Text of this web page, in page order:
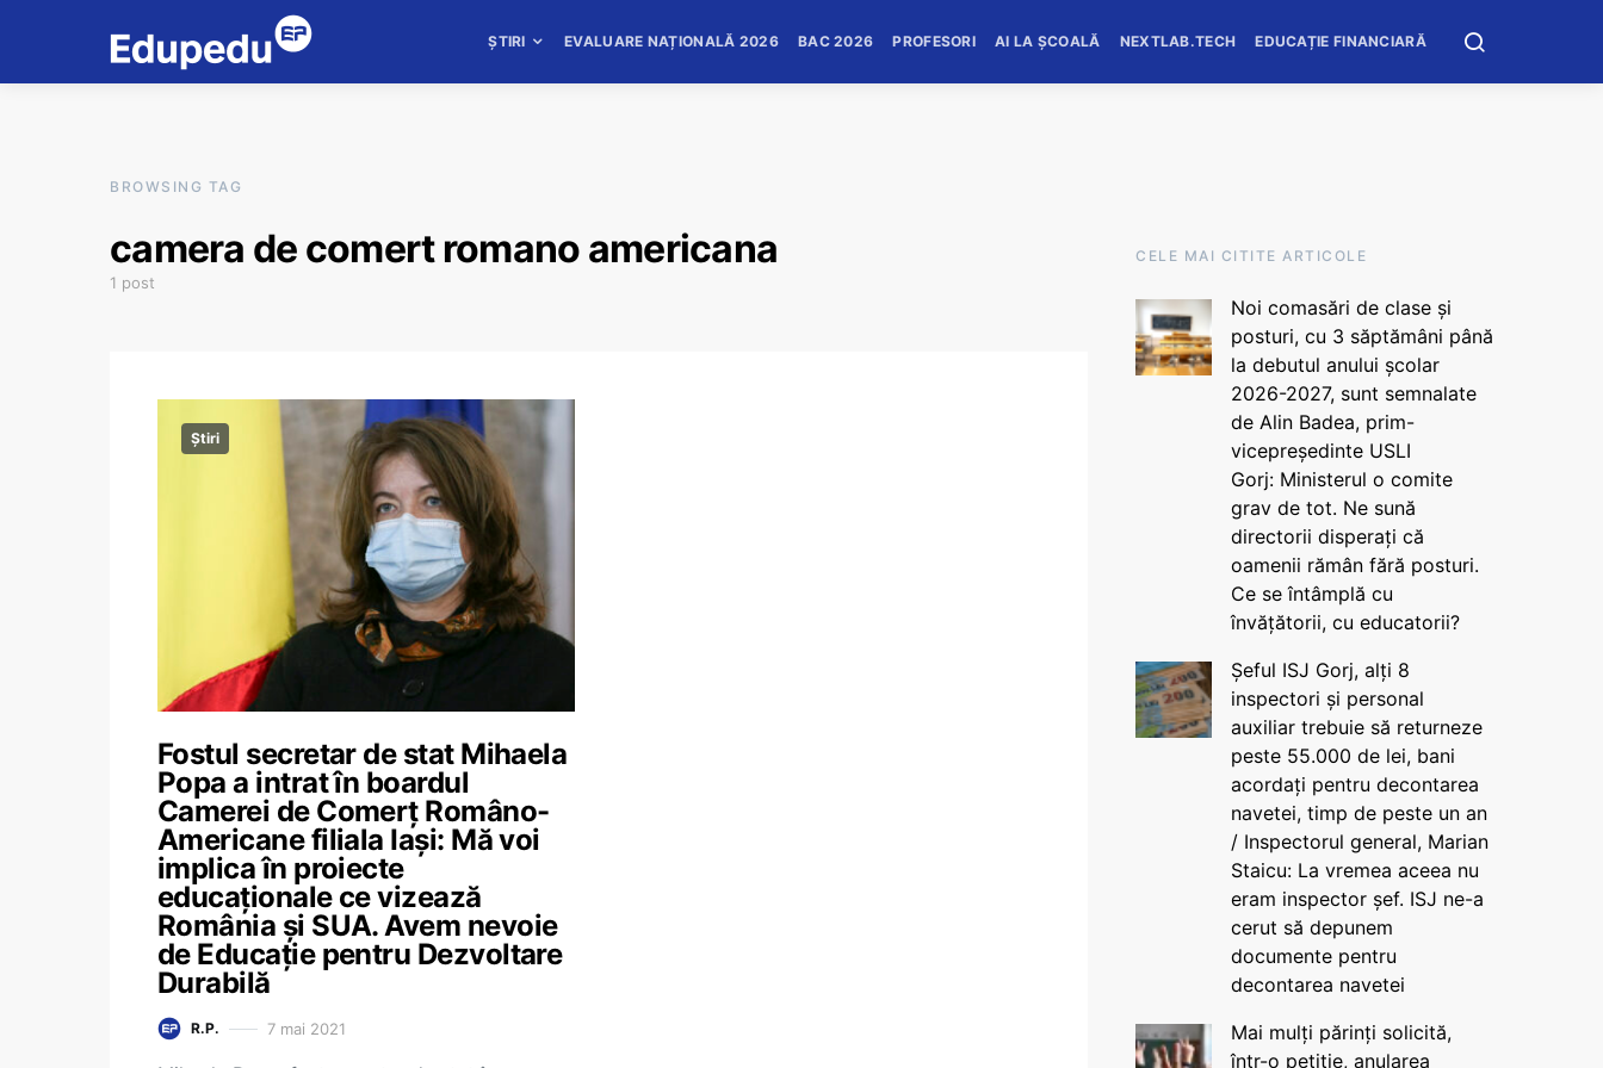
ȘTIRI EVALUARE NAȚIONALĂ 2026 BAC 2026 PROFESORI AI LA ȘCOALĂ NEXTLAB.TECH EDUCAȚIE FINANCIARĂ
BROWSING TAG
camera de comert romano americana
1 post
Știri
Fostul secretar de stat Mihaela
Popa a intrat în boardul
Camerei de Comerț Româno-
Americane filiala Iași: Mă voi
implica în proiecte
educaționale ce vizează
România și SUA. Avem nevoie
de Educație pentru Dezvoltare
Durabilă
R.P. 7 mai 2021
CELE MAI CITITE ARTICOLE
Noi comasări de clase și
posturi, cu 3 săptămâni până
la debutul anului școlar
2026-2027, sunt semnalate
de Alin Badea, prim-
vicepreședinte USLI
Gorj: Ministerul o comite
grav de tot. Ne sună
directorii disperați că
oamenii rămân fără posturi.
Ce se întâmplă cu
învățătorii, cu educatorii?
Șeful ISJ Gorj, alți 8
inspectori și personal
auxiliar trebuie să returneze
peste 55.000 de lei, bani
acordați pentru decontarea
navetei, timp de peste un an
/ Inspectorul general, Marian
Staicu: La vremea aceea nu
eram inspector șef. ISJ ne-a
cerut să depunem
documente pentru
decontarea navetei
Mai mulți părinți solicită,
într-o petiție, anularea